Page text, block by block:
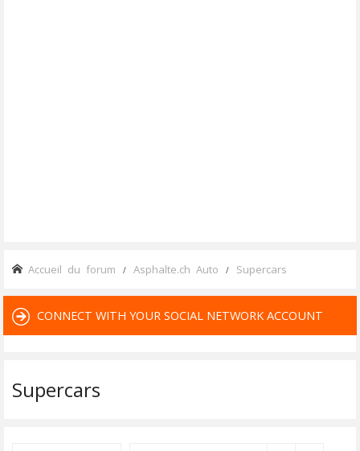
Accueil du forum Asphalte.ch Auto Supercars
CONNECT WITH YOUR SOCIAL NETWORK ACCOUNT
Supercars